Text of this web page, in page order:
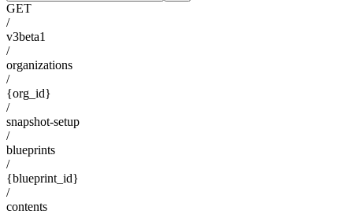
GET
/
v3beta1
/
organizations
/
{org_id}
/
snapshot-setup
/
blueprints
/
{blueprint_id}
/
contents